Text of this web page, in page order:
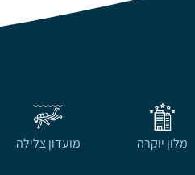
מלון יוקרה מועדון צלילה